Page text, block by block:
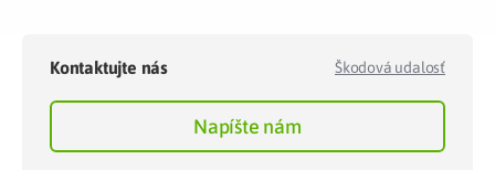
Kontaktujte nás Škodová udalosť
Napíšte nám